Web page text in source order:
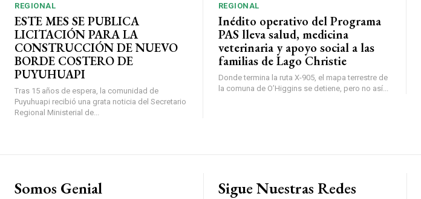
REGIONAL
ESTE MES SE PUBLICA
LICITACIÓN PARA LA
CONSTRUCCIÓN DE NUEVO
BORDE COSTERO DE
PUYUHUAPI
Tras 15 años de espera, la comunidad de
Puyuhuapi recibió una grata noticia del Secretario
Regional Ministerial de...
REGIONAL
Inédito operativo del Programa
PAS lleva salud, medicina
veterinaria y apoyo social a las
familias de Lago Christie
Donde termina la ruta X-905, el mapa terrestre de
la comuna de O’Higgins se detiene, pero no así...
Somos Genial Sigue Nuestras Redes